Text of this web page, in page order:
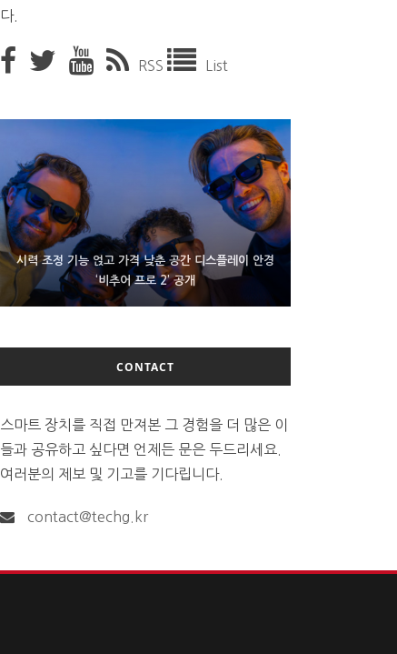
다.
RSS List
시력 조정 기능 얹고 가격 낮춘 공간 디스플레이 안경
‘비추어 프로 2’ 공개
D램 부족에 10억달러어치 아이폰18 프로세서 패키징
대기 중
300~400달러 반지형 스피커 준비하는 오픈AI
CONTACT
스마트 장치를 직접 만져본 그 경험을 더 많은 이
들과 공유하고 싶다면 언제든 문은 두드리세요.
여러분의 제보 및 기고를 기다립니다.
contact@techg.kr